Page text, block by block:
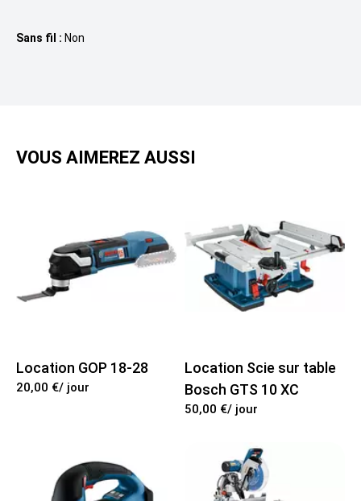
Sans fil : Non
VOUS AIMEREZ AUSSI
Location GOP 18-28
20,00 €/ jour
Location Scie sur table
Bosch GTS 10 XC
50,00 €/ jour
Location Rabot